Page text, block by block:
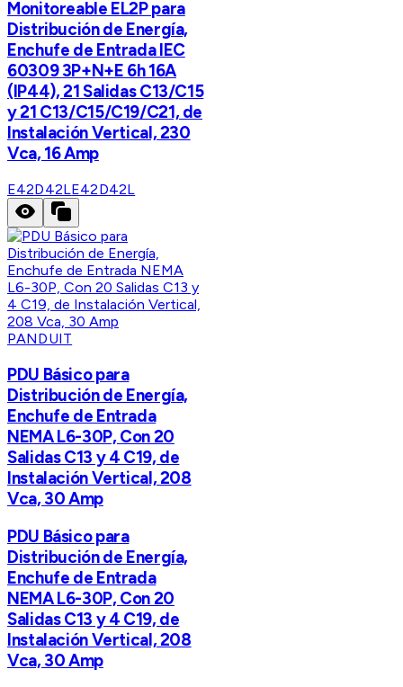
Monitoreable EL2P para
Distribución de Energía,
Enchufe de Entrada IEC
60309 3P+N+E 6h 16A
(IP44), 21 Salidas C13/C15
y 21 C13/C15/C19/C21, de
Instalación Vertical, 230
Vca, 16 Amp
E42D42LE42D42L
PANDUIT
PDU Básico para
Distribución de Energía,
Enchufe de Entrada
NEMA L6-30P, Con 20
Salidas C13 y 4 C19, de
Instalación Vertical, 208
Vca, 30 Amp
PDU Básico para
Distribución de Energía,
Enchufe de Entrada
NEMA L6-30P, Con 20
Salidas C13 y 4 C19, de
Instalación Vertical, 208
Vca, 30 Amp